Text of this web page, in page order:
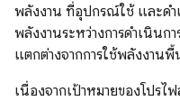
พลังงาน ที่อุปกรณ์ใช้ และดำ
พลังงานระหว่างการดำเนิน
แตกต่างจากการใช้พลังงาน
เนื่องจากเป้าหมายของโปรไ